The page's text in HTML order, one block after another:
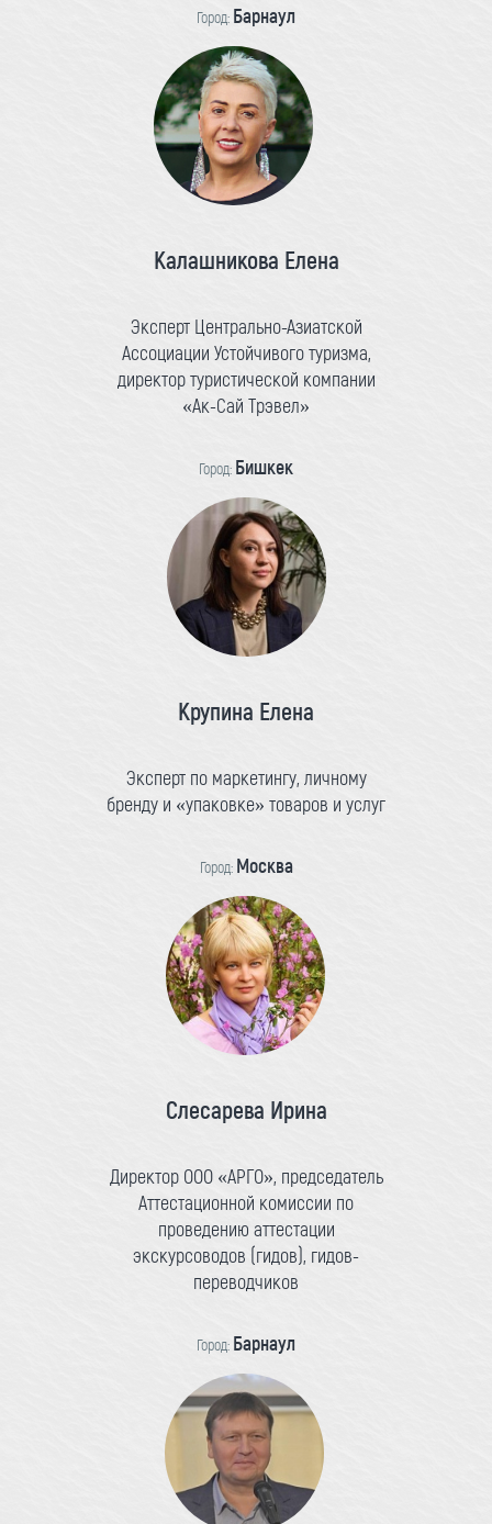
Город: Барнаул
Калашникова Елена
Эксперт Центрально-Азиатской
Ассоциации Устойчивого туризма,
директор туристической компании
«Ак-Сай Трэвел»
Город: Бишкек
Крупина Елена
Эксперт по маркетингу, личному
бренду и «упаковке» товаров и услуг
Город: Москва
Слесарева Ирина
Директор ООО «АРГО», председатель
Аттестационной комиссии по
проведению аттестации
экскурсоводов (гидов), гидов-
переводчиков
Город: Барнаул